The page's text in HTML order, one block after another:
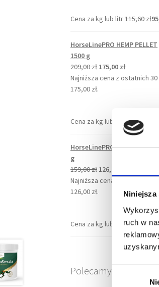
ruch w
W
Cena za kg lub litr115,60zł
HorseLinePRO HEMP PELLET
1500 g
209,00zł Pierwotna
cena
175,00 złAktualna
cena
Najniższa cena z ostatnich 30
175,00 zł.
Cena za kg lub litr 139,33
HorseLinePRO TendonFlex
g
159,00zł Pierwotna
cena
wynosiła:
126,00
cena
wynosi:
Najniższa cena z ostatnich 30
126,00 zł.
Cena za kg lub litr 176,67zł
Polecamy